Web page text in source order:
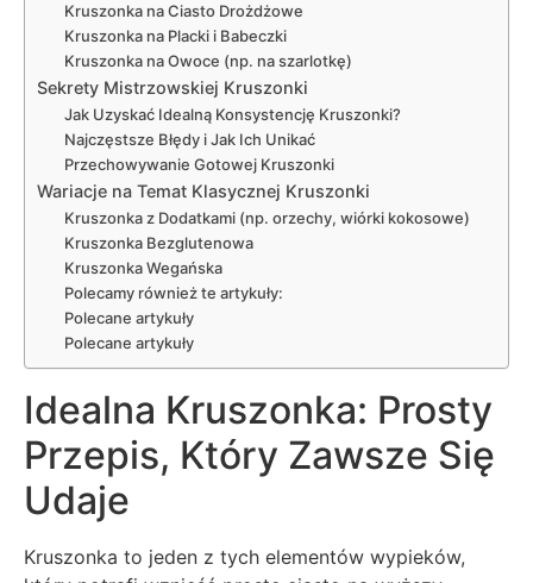
Kruszonka na Ciasto Drożdżowe
Kruszonka na Placki i Babeczki
Kruszonka na Owoce (np. na szarlotkę)
Sekrety Mistrzowskiej Kruszonki
Jak Uzyskać Idealną Konsystencję Kruszonki?
Najczęstsze Błędy i Jak Ich Unikać
Przechowywanie Gotowej Kruszonki
Wariacje na Temat Klasycznej Kruszonki
Kruszonka z Dodatkami (np. orzechy, wiórki kokosowe)
Kruszonka Bezglutenowa
Kruszonka Wegańska
Polecamy również te artykuły:
Polecane artykuły
Polecane artykuły
Idealna Kruszonka: Prosty
Przepis, Który Zawsze Się
Udaje
Kruszonka to jeden z tych elementów wypieków,